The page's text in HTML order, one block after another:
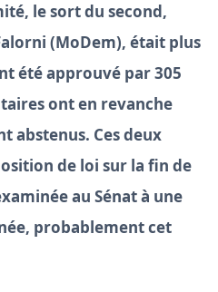
le sort du second,
(MoDem), était plus
été approuvé par 305
ont en revanche
abstenus. Ces deux
de loi sur la fin de
au Sénat à une
probablement cet